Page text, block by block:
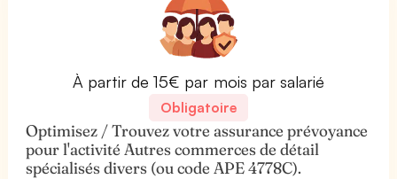
À partir de 15€ par mois par salarié
Obligatoire
Optimisez / Trouvez votre assurance prévoyance
pour l'activité Autres commerces de détail
spécialisés divers (ou code APE 4778C).